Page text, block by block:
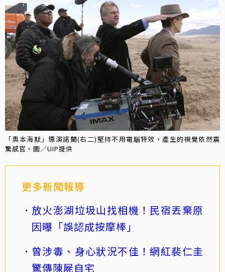
「奧本海默」導演諾蘭(右二)堅持不用電腦特效，產生的視覺依然震
驚感官。圖／UIP提供
更多新聞報導
放火澎湖垃圾山找相機！民宿丟棄原
因曝「誤認成按摩棒」
曾涉毒、身心狀況不佳！網紅裴仁圭
驚傳陳屍自宅